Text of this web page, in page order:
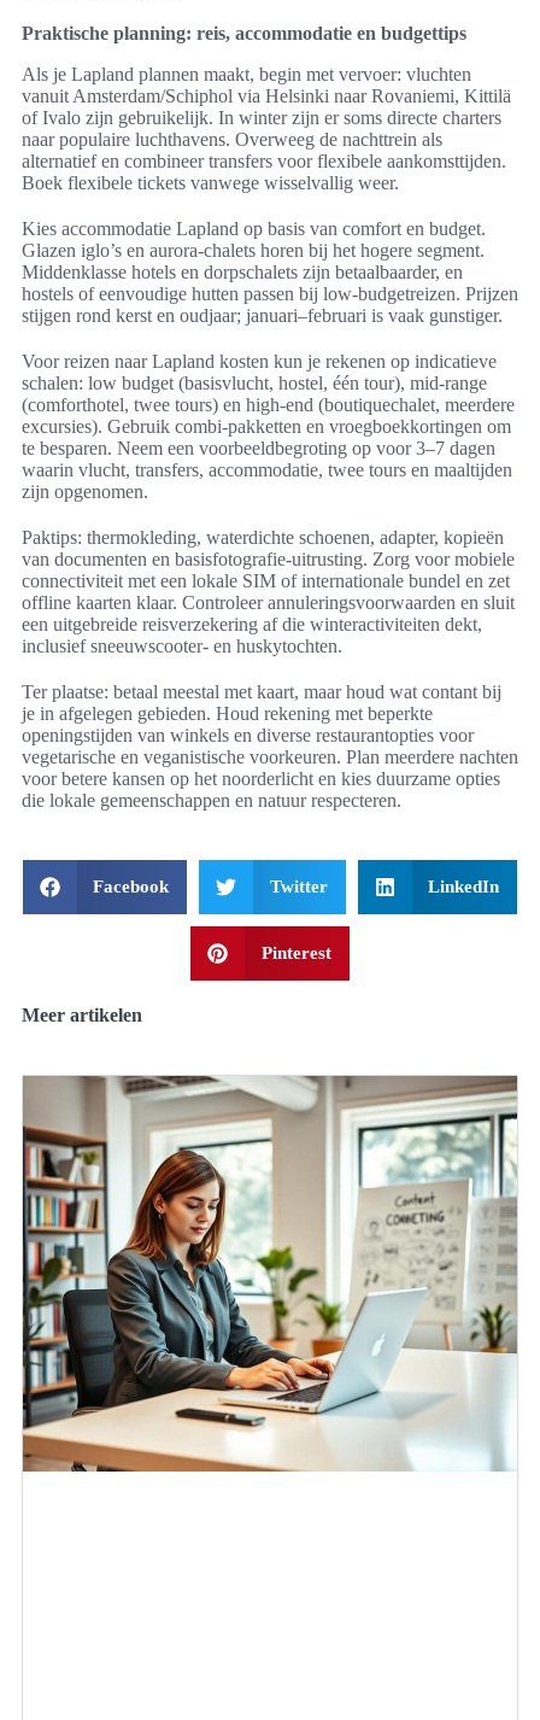
Praktische planning: reis, accommodatie en budgettips
Als je Lapland plannen maakt, begin met vervoer: vluchten
vanuit Amsterdam/Schiphol via Helsinki naar Rovaniemi, Kittilä
of Ivalo zijn gebruikelijk. In winter zijn er soms directe charters
naar populaire luchthavens. Overweeg de nachttrein als
alternatief en combineer transfers voor flexibele aankomsttijden.
Boek flexibele tickets vanwege wisselvallig weer.
Kies accommodatie Lapland op basis van comfort en budget.
Glazen iglo’s en aurora-chalets horen bij het hogere segment.
Middenklasse hotels en dorpschalets zijn betaalbaarder, en
hostels of eenvoudige hutten passen bij low-budgetreizen. Prijzen
stijgen rond kerst en oudjaar; januari–februari is vaak gunstiger.
Voor reizen naar Lapland kosten kun je rekenen op indicatieve
schalen: low budget (basisvlucht, hostel, één tour), mid-range
(comforthotel, twee tours) en high-end (boutiquechalet, meerdere
excursies). Gebruik combi-pakketten en vroegboekkortingen om
te besparen. Neem een voorbeeldbegroting op voor 3–7 dagen
waarin vlucht, transfers, accommodatie, twee tours en maaltijden
zijn opgenomen.
Paktips: thermokleding, waterdichte schoenen, adapter, kopieën
van documenten en basisfotografie-uitrusting. Zorg voor mobiele
connectiviteit met een lokale SIM of internationale bundel en zet
offline kaarten klaar. Controleer annuleringsvoorwaarden en sluit
een uitgebreide reisverzekering af die winteractiviteiten dekt,
inclusief sneeuwscooter- en huskytochten.
Ter plaatse: betaal meestal met kaart, maar houd wat contant bij
je in afgelegen gebieden. Houd rekening met beperkte
openingstijden van winkels en diverse restaurantopties voor
vegetarische en veganistische voorkeuren. Plan meerdere nachten
voor betere kansen op het noorderlicht en kies duurzame opties
die lokale gemeenschappen en natuur respecteren.
Facebook Twitter LinkedIn
Pinterest
Meer artikelen